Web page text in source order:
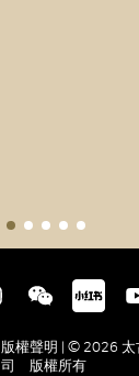
版權聲明 | © 2026 太
司 版權所有